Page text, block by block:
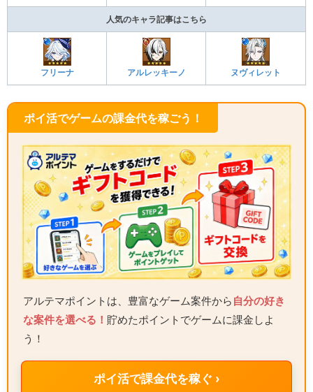
人気のキャラ記事はこちら
フリーナ アルレッキーノ ヌヴィレット
ポイ活でゲームの課金代を稼ごう！
アルテマポイントは、豊富なゲーム案件から 自分の好き
な案件を選べる！ 貯めたポイントでゲームに課金しよ
う！
ポイ活で課金代を稼ぐ ›